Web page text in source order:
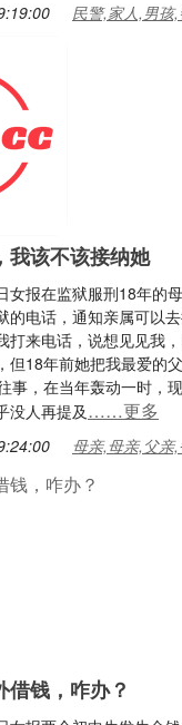
民警,家人,男孩
我该不该接纳她
女报在监狱服刑18年的
的电话，通知亲属可以去
打来电话，说想见见我
但18年前她把我最爱
事，在当年轰动一时，
没人再提及……更多
母亲,母亲,父亲
借钱，咋办？